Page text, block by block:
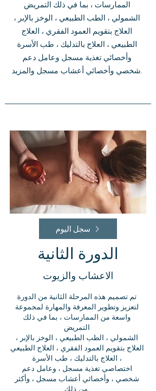
الممارسات ، بما في ذلك التمريض
الشمولي ، الطب الطبيعي ، الوخز بالإبر ،
العلاج بتقويم العمود الفقري ، العلاج
الطبيعي ، العلاج بالتدليك ، طب الأسرة
وأخصائي تغذية مسجل وعامل دعم
شخصي وأخصائي أعشاب مسجل والمزيد.
سجل اليوم
الدورة الثانية
الاعشاب والزيوت
تم تصميم هذه المرحلة الثانية من الدورة
لتعزيز وتطوير المعرفة والمهارة لمجموعة
واسعة من الممارسات ، بما في ذلك
التمريض
الشمولي ، الطب الطبيعي ، الوخز بالإبر ،
العلاج بتقويم العمود الفقري ، العلاج الطبيعي
، العلاج بالتدليك ، طب الأسرة
اختصاصي تغذية مسجل ، وعامل دعم
شخصي ، وأخصائي أعشاب مسجل ، وأكثر